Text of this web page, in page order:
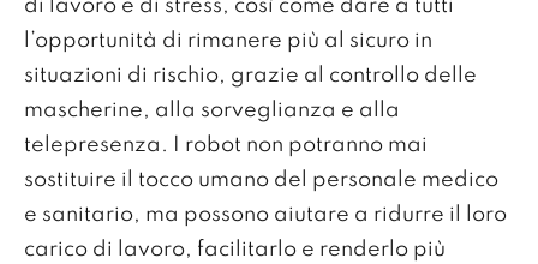
di lavoro e di stress, così come dare a tutti
l’opportunità di rimanere più al sicuro in
situazioni di rischio, grazie al controllo delle
mascherine, alla sorveglianza e alla
telepresenza. I robot non potranno mai
sostituire il tocco umano del personale medico
e sanitario, ma possono aiutare a ridurre il loro
carico di lavoro, facilitarlo e renderlo più